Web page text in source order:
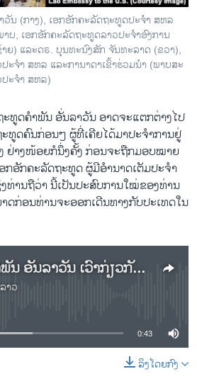
ນ (ກາງ), ເອກອັກຄະລັດຖະທູດປະຈໍາ ສຫລ
ບ, ເອກອັກຄະລັດຖະທູດລາວປະຈໍາອົງການ
ຍ) ແລະ​ດ​ຣ. ບຸນ​ທະ​ນົງ​ສັກ ຈັນ​ທະ​ລາດ (ຂວາ),
ະ​ຈຳ​ ສ​ຫລ ແລະ​ກາ​ນາ​ດາເຂົ້າ​ຮ່ວມ​ນຳ (ພາບ​ສະ​
ະ​ຈຳ ສ​ຫລ)
ທູດ​ຄຳ​ພັນ ອັ່ນ​ລາ​ວັນ ອາດ​ຈະ​ແຕກ​ຕ່າງ​ໄປ
ທູດ​ຄົນ​ກ່ອນໆ ຜູ້ທີ່ເຄີຍ​ໄດ້​ມາ​ປະ​ຈຳ​ການ​ຢູ່
ຢ່າງ​ໜ້ອຍ​ກໍນຶ່ງຄັ້ງ ​ກ່ອນ​ຈະຖືກມອບ​ໝາຍ​
ກ​ອັກ​ຄະ​ລັດ​ຖະ​ທູດ ຜູ້​ມີ​ອຳນາດ​ເຕັມ​ປະ​ຈຳ​
ທ່ານຖື​ວ່າ ນີ້​ເປັນ​ປະ​ສົບ​ການ​ໃໝ່​ຂອງ​ທ່ານ
ດກ່ອນ​ທ່ານ​ຈະ​ອອກ​ເດີນ​ທາງ​ກັບ​ປະ​ເທດໃນ​
ສຽງ 1 ​ທ່ານທູດຄຳ​ພັນ ອັ່ນ​ລາ​ວັນ ເວົ້າ​ກ່ຽວ​ກັບການ​ປະ​ຕິ​ບັດ​ໜ້າ​ທີ່ 3 ປີ ຢູ່ ສ​ຫລ
າວ currently available
0:43
ລິງໂດຍກົງ